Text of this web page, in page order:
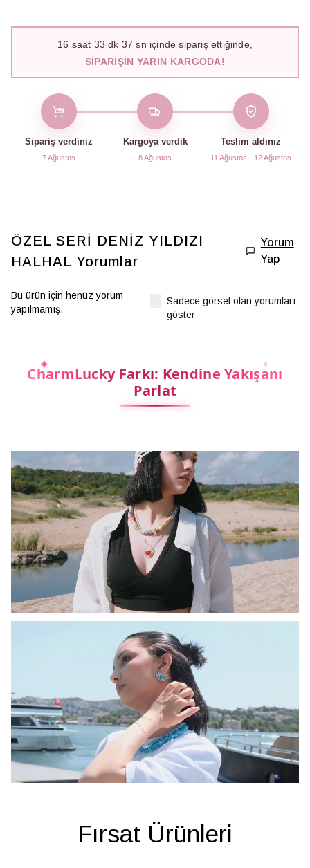
16 saat 33 dk 36 sn içinde sipariş ettiğinde,
SIPARIŞIN YARIN KARGODA!
Sipariş verdiniz
7 Ağustos
Kargoya verdik
8 Ağustos
Teslim aldınız
11 Ağustos - 12 Ağustos
ÖZEL SERİ DENİZ YILDIZI
HALHAL Yorumlar
Yorum
Yap
Bu ürün için henüz yorum
yapılmamış.
Sadece görsel olan yorumları
göster
CharmLucky Farkı: Kendine Yakışanı
Parlat
Fırsat Ürünleri